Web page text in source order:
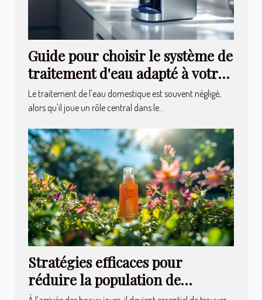
Guide pour choisir le système de
traitement d'eau adapté à votre
foyer
Le traitement de l'eau domestique est souvent négligé,
alors qu'il joue un rôle central dans le...
Stratégies efficaces pour
réduire la population de